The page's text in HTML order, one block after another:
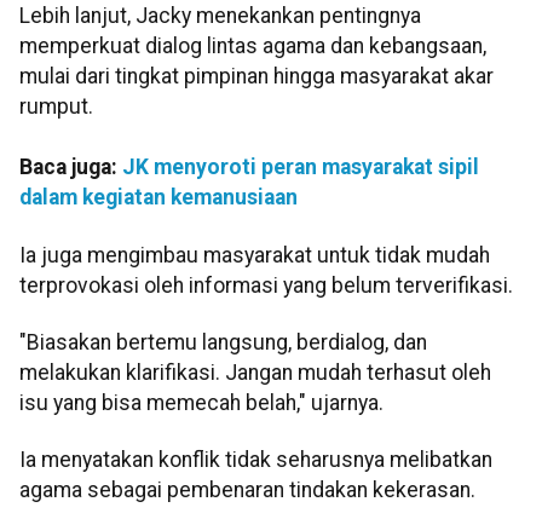
Lebih lanjut, Jacky menekankan pentingnya
memperkuat dialog lintas agama dan kebangsaan,
mulai dari tingkat pimpinan hingga masyarakat akar
rumput.
Baca juga: JK menyoroti peran masyarakat sipil
dalam kegiatan kemanusiaan
Ia juga mengimbau masyarakat untuk tidak mudah
terprovokasi oleh informasi yang belum terverifikasi.
"Biasakan bertemu langsung, berdialog, dan
melakukan klarifikasi. Jangan mudah terhasut oleh
isu yang bisa memecah belah," ujarnya.
Ia menyatakan konflik tidak seharusnya melibatkan
agama sebagai pembenaran tindakan kekerasan.